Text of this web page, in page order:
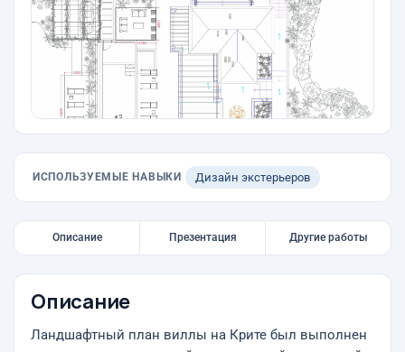
ИСПОЛЬЗУЕМЫЕ НАВЫКИ Дизайн экстерьеров
Описание Презентация Другие работы
Описание
Ландшафтный план виллы на Крите был выполнен